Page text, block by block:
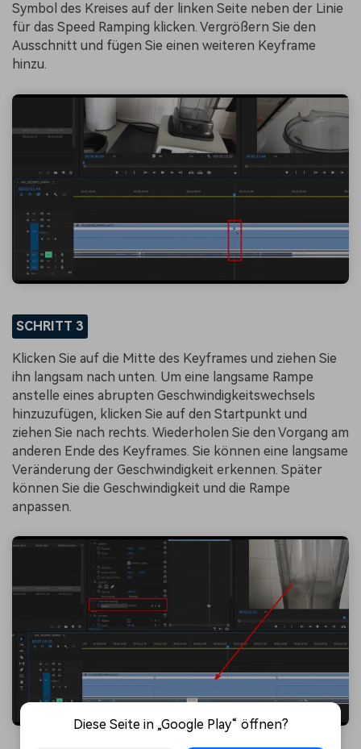
Symbol des Kreises auf der linken Seite neben der Linie
für das Speed Ramping klicken. Vergrößern Sie den
Ausschnitt und fügen Sie einen weiteren Keyframe
hinzu.
SCHRITT 3
Klicken Sie auf die Mitte des Keyframes und ziehen Sie
ihn langsam nach unten. Um eine langsame Rampe
anstelle eines abrupten Geschwindigkeitswechsels
hinzuzufügen, klicken Sie auf den Startpunkt und
ziehen Sie nach rechts. Wiederholen Sie den Vorgang am
anderen Ende des Keyframes. Sie können eine langsame
Veränderung der Geschwindigkeit erkennen. Später
können Sie die Geschwindigkeit und die Rampe
anpassen.
Diese Seite in „Google Play“ öffnen?